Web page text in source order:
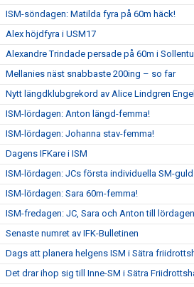
ISM-söndagen: Matilda fyra på 60m häck!
Alex höjdfyra i USM17
Alexandre Trindade persade på 60m i
Mellanies näst snabbaste 200ing – so far
Nytt längdklubgrekord av Alice Lindgren
ISM-lördagen: Anton längd-femma!
ISM-lördagen: Johanna stav-femma!
Dagens IFKare i ISM
ISM-lördagen: JCs första individuella SM-guld
ISM-lördagen: Sara 60m-femma!
ISM-fredagen: JC, Sara och Anton till
Senaste numret av IFK-Bulletinen
Dags att planera helgens ISM i Sätra
Det drar ihop sig till Inne-SM i Sätra